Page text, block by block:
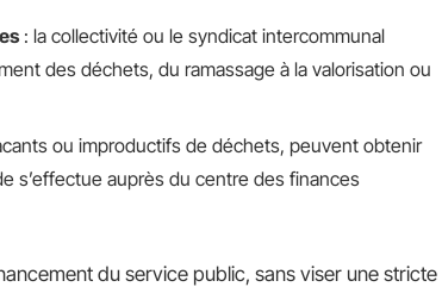
: la collectivité ou le syndicat intercommunal
des déchets, du ramassage à la valorisation ou
ou improductifs de déchets, peuvent obtenir
s’effectue auprès du centre des finances
du service public, sans viser une stricte